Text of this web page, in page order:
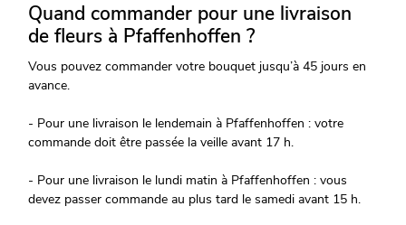
Quand commander pour une livraison
de fleurs à Pfaffenhoffen ?
Vous pouvez commander votre bouquet jusqu’à 45 jours en
avance.
- Pour une livraison le lendemain à Pfaffenhoffen : votre
commande doit être passée la veille avant 17 h.
- Pour une livraison le lundi matin à Pfaffenhoffen : vous
devez passer commande au plus tard le samedi avant 15 h.